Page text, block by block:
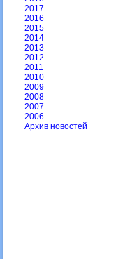
2017
2016
2015
2014
2013
2012
2011
2010
2009
2008
2007
2006
Архив новостей